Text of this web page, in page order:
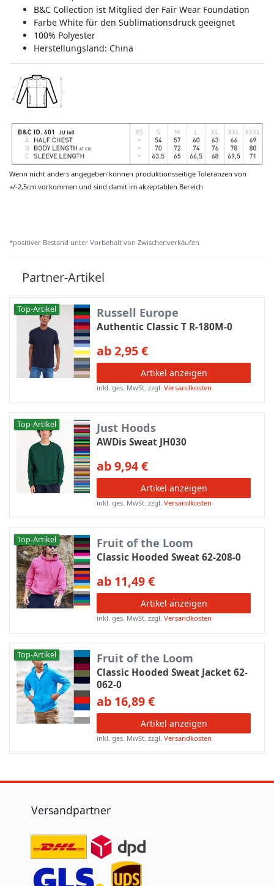
B&C Collection ist Mitglied der Fair Wear Foundation
Farbe White für den Sublimationsdruck geeignet
100% Polyester
Herstellungsland: China
Wenn nicht anders angegeben können produktionsseitige Toleranzen von
+/-2,5cm vorkommen und sind damit im akzeptablen Bereich
*positiver Bestand unter Vorbehalt von Zwischenverkäufen
Partner-Artikel
Top-Artikel Russell Europe
Authentic Classic T R-180M-0
ab 2,95 €
Artikel anzeigen
inkl. ges. MwSt. zzgl.Versandkosten
Top-Artikel Just Hoods
AWDis Sweat JH030
ab 9,94 €
Artikel anzeigen
inkl. ges. MwSt. zzgl.Versandkosten
Top-Artikel Fruit of the Loom
Classic Hooded Sweat 62-208-0
ab 11,49 €
Artikel anzeigen
inkl. ges. MwSt. zzgl.Versandkosten
Top-Artikel Fruit of the Loom
Classic Hooded Sweat Jacket 62-
062-0
ab 16,89 €
Artikel anzeigen
inkl. ges. MwSt. zzgl.Versandkosten
Versandpartner